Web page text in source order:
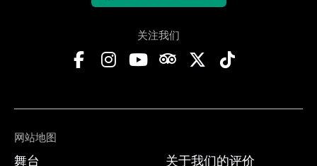
网站地图
舞台
关于我们的评价
关注我们